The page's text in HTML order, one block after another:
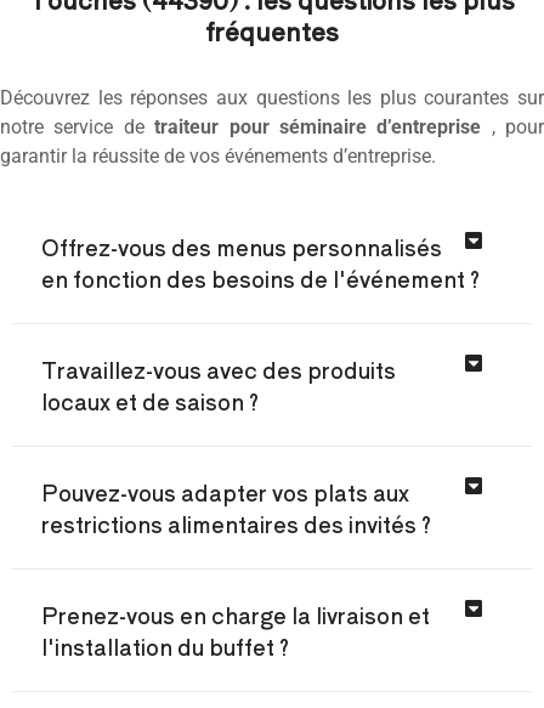
Découvrez les réponses aux questions les plus courantes sur
notre service detraiteur pour séminaire d’entreprise , pour
garantir la réussite de vos événements d’entreprise.
fréquentes
Offrez-vous des menus personnalisés
en fonction des besoins de l'événement ?
Travaillez-vous avec des produits
locaux et de saison ?
Pouvez-vous adapter vos plats aux
restrictions alimentaires des invités ?
Prenez-vous en charge la livraison et
l'installation du buffet ?